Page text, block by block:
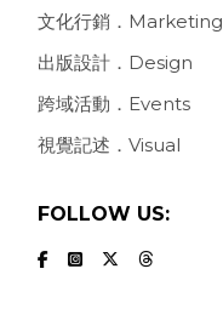
文化行銷．Marketing
出版設計．Design
跨域活動．Events
視覺記述．Visual
FOLLOW US: